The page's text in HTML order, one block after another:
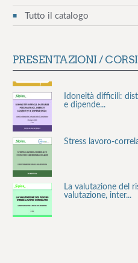
Tutto il catalogo
PRESENTAZIONI / CORSI
e dipende...
valutazione, inter...